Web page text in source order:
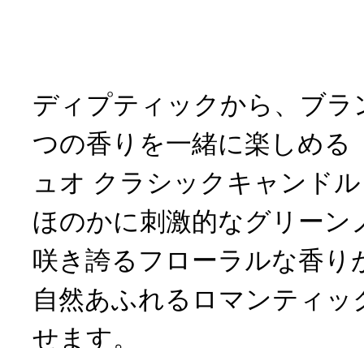
ディプティックから、ブラ
つの香りを一緒に楽しめる
ュオ クラシックキャンド
ほのかに刺激的なグリーン
咲き誇るフローラルな香り
自然あふれるロマンティッ
せます。